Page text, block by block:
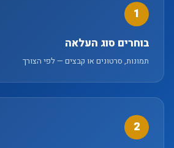
1
בוחרים סוג העלאה
תמונות, סרטונים או קבצים — לפי הצורך
2